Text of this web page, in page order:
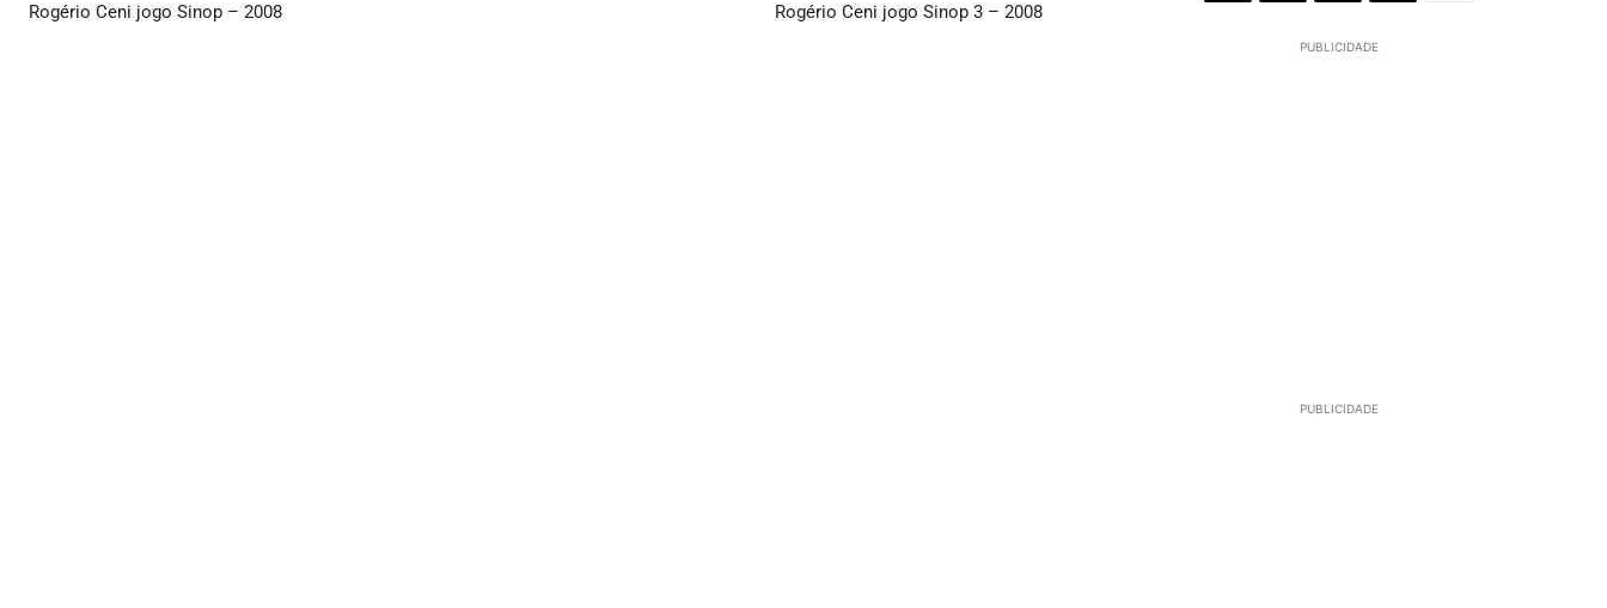
Rogério Ceni jogo Sinop – 2008 Rogério Ceni jogo Sinop 3 – 2008
PUBLICIDADE
PUBLICIDADE